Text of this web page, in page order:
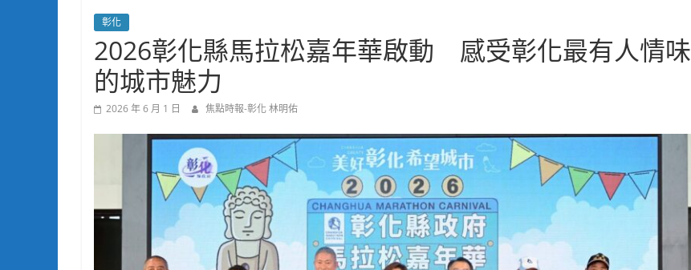
彰化
2026彰化縣馬拉松嘉年華啟動 感受彰化最有人情味
的城市魅力
2026 年 6 月 1 日 焦點時報-彰化 林明佑